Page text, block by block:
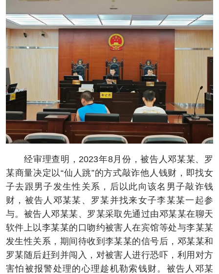
经审理查明，2023年8月份，被告人邓某某、罗
某商量决定以“仙人跳”的方式敲诈他人钱财，即找女
子去跟男子发生性关系，后以此向该名男子敲诈钱
财，被告人邓某某、罗某并找来女子李某某一起参
与。被告人邓某某、罗某采取先通过由邓某某在聊天
软件上以李某某的口吻约被害人在宾馆等处与李某某
发生性关系，期间待收到李某某的信号后，邓某某和
罗某随后赶到并闯入，对被害人进行恐吓，利用对方
害怕被报警处理的心理趁机勒索钱财。被告人邓某